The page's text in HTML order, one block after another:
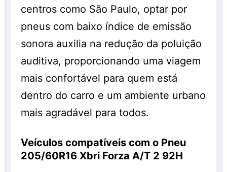
centros como São Paulo, optar por
pneus com baixo índice de emissão
sonora auxilia na redução da poluição
auditiva, proporcionando uma viagem
mais confortável para quem está
dentro do carro e um ambiente urbano
mais agradável para todos.
Veículos compatíveis com o Pneu
205/60R16 Xbri Forza A/T 2 92H